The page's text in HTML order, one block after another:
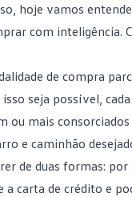
hoje vamos
com inteligência.
de compra
isso seja possível,
ou mais
e caminhão
de duas formas:
carta de crédito e